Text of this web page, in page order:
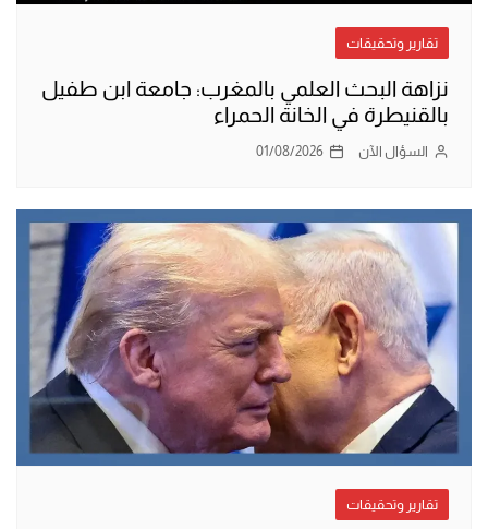
تقارير وتحقيقات
نزاهة البحث العلمي بالمغرب: جامعة ابن طفيل
بالقنيطرة في الخانة الحمراء
السؤال الآن 01/08/2026
تقارير وتحقيقات